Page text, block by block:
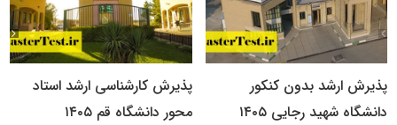
پذیرش ارشد بدون کنکور
دانشگاه شهید رجایی ۱۴۰۵
پذیرش کارشناسی ارشد استاد
محور دانشگاه قم ۱۴۰۵